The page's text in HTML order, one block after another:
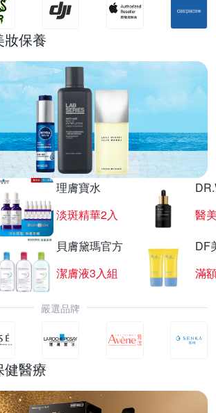
妝保養
理膚寶水
淡斑精華2入
醫
貝膚黛瑪官方
潔膚液3入組
DF
滿
嚴選品牌
健醫療